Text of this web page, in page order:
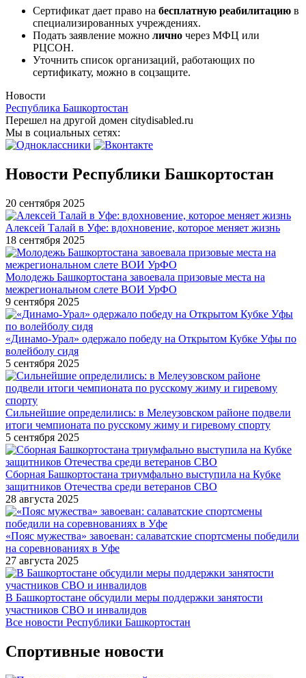
Сертификат дает право на бесплатную реабилитацию в
специализированных учреждениях.
Подать заявление можно лично через МФЦ или
РЦСОН.
Уточнить список организаций, работающих по
сертификату, можно в соцзащите.
Новости
Республика Башкортостан
Перешел на другой домен citydisabled.ru
Мы в социальных сетях:
Новости Республики Башкортостан
20 сентября 2025
Алексей Талай в Уфе: вдохновение, которое меняет жизнь
18 сентября 2025
Молодежь Башкортостана завоевала призовые места на
межрегиональном слете ВОИ УрФО
9 сентября 2025
«Динамо-Урал» одержало победу на Открытом Кубке Уфы по
волейболу сидя
5 сентября 2025
Сильнейшие определились: в Мелеузовском районе подвели
итоги чемпионата по русскому жиму и гиревому спорту
5 сентября 2025
Сборная Башкортостана триумфально выступила на Кубке
защитников Отечества среди ветеранов СВО
28 августа 2025
«Пояс мужества» завоеван: салаватские спортсмены победили
на соревнованиях в Уфе
27 августа 2025
В Башкортостане обсудили меры поддержки занятости
участников СВО и инвалидов
Все новости Республики Башкортостан
Спортивные новости